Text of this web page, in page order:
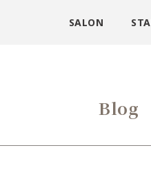
SALON
Blog